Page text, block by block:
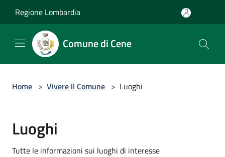
Regione Lombardia
Comune di Cene
Home > Vivere il Comune > Luoghi
Luoghi
Tutte le informazioni sui luoghi di interesse